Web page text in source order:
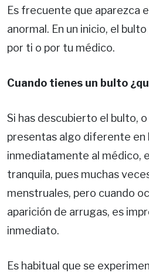
Es frecuente que aparezca
anormal. En un inicio, el
por ti o por tu médico.
Cuando tienes un bulto
Si has descubierto el bulto,
presentas algo diferente en
inmediatamente al médico,
tranquila, pues muchas
menstruales, pero cuando
aparición de arrugas, es
inmediato.
Es habitual que se